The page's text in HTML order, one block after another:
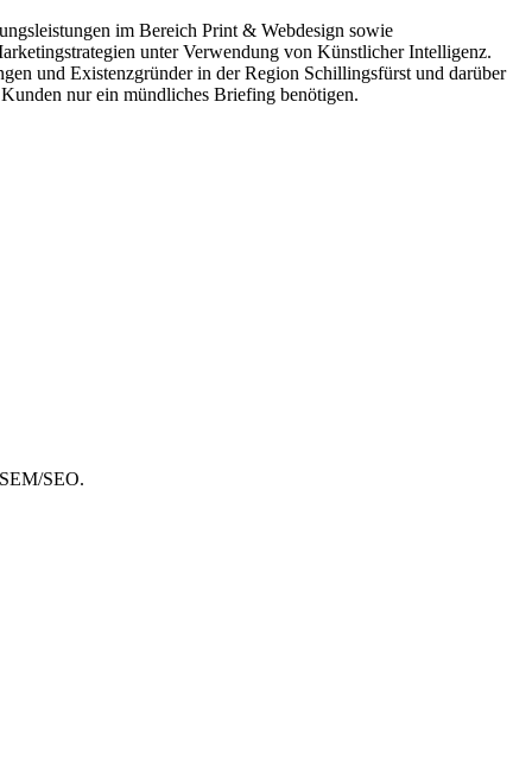
im Bereich Print & Webdesign sowie
unter Verwendung von Künstlicher Intelligenz.
und Existenzgründer in der Region Schillingsfürst und darüber
nur ein mündliches Briefing benötigen.
SEO.